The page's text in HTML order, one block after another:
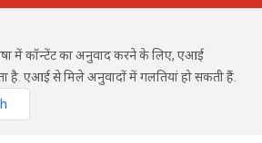
में कॉन्टेंट का अनुवाद करने के लिए, एआई
है. एआई से मिले अनुवादों में गलतियां हो सकती हैं.